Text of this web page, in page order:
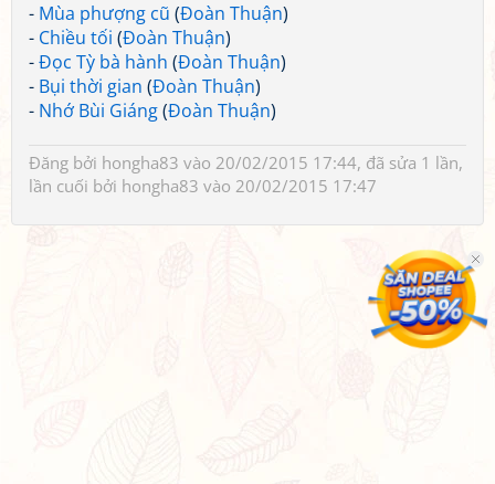
- Mùa phượng cũ (Đoàn Thuận)
- Chiều tối (Đoàn Thuận)
-Đọc Tỳ bà hành (Đoàn Thuận)
- Bụi thời gian (Đoàn Thuận)
- Nhớ Bùi Giáng(Đoàn Thuận)
Đăng bởi hongha83 vào 20/02/2015 17:44, đã sửa 1 lần,
lần cuối bởi hongha83 vào 20/02/2015 17:47